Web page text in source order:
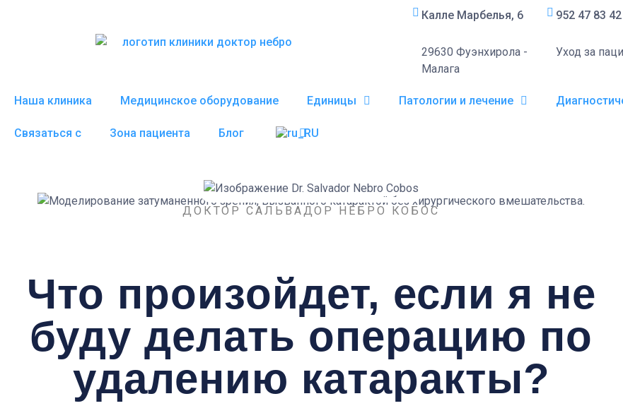
Калле Марбелья, 6
29630 Фуэнхирола -
Малага
952 47 83 42
Уход за
Наша клиника Медицинское оборудование Единицы Патологии и лечение
Связаться с Зона пациента Блог
ДОКТОР САЛЬВАДОР НЕБРО КОБОС
Что произойдет, если я не
буду делать операцию по
удалению катаракты?